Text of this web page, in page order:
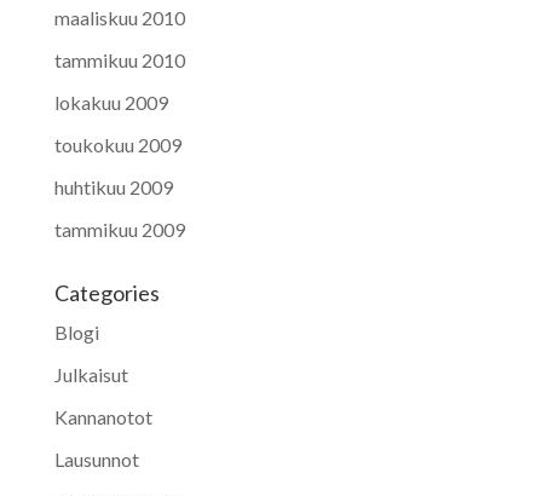
maaliskuu 2010
tammikuu 2010
lokakuu 2009
toukokuu 2009
huhtikuu 2009
tammikuu 2009
Categories
Blogi
Julkaisut
Kannanotot
Lausunnot